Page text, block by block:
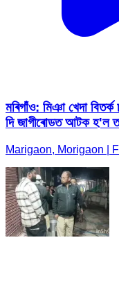
মৰিগাঁও: মিঞা খেদা
দি জাগীৰোডত আটক হ'ল
Marigaon, Morigaon |